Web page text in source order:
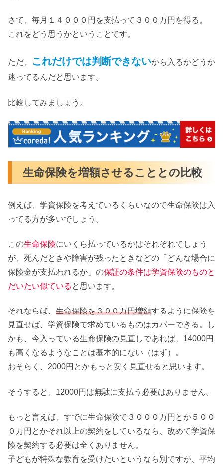
さて、毎月１４０００円を支払って３００万円を得る。
これをどう思うかということです。
ただ、 これだけでは判断できないから入るかどうか
迷ってるんだと思います。
比較してみましょう。
生命保険を増額させることとの比較
例えば、学資保険を考えているくらいなので生命保険は入
ってる方が多いでしょう。
この生命保険にいくら払っているかはそれぞれでしょう
が、死んだときや障害が残ったときなどの「どんな場合に
保険金が支払われるか」の保証の条件は学資保険のものと
だいたい似ている と思います。
それならば、 生命保険を３００万円増額するように保険を
見直せば、学資保険で求めているものはカバーできる。し
かも、今入っている生命保険の見直しであれば、14000円
も高くなるようなことは基本的にない（はず）。
おそらく、2000円とかもっと安く見直せると思います。
そうすると、12000円は無駄に支払う必要はありません。
もっと言えば、すでに生命保険で３０００万円とか５００
０万円とかそれ以上の契約をしているなら、改めて学資保
険を契約する必要は全くありません。
子どもが特殊な教育を受けたいというなら別ですが、平均